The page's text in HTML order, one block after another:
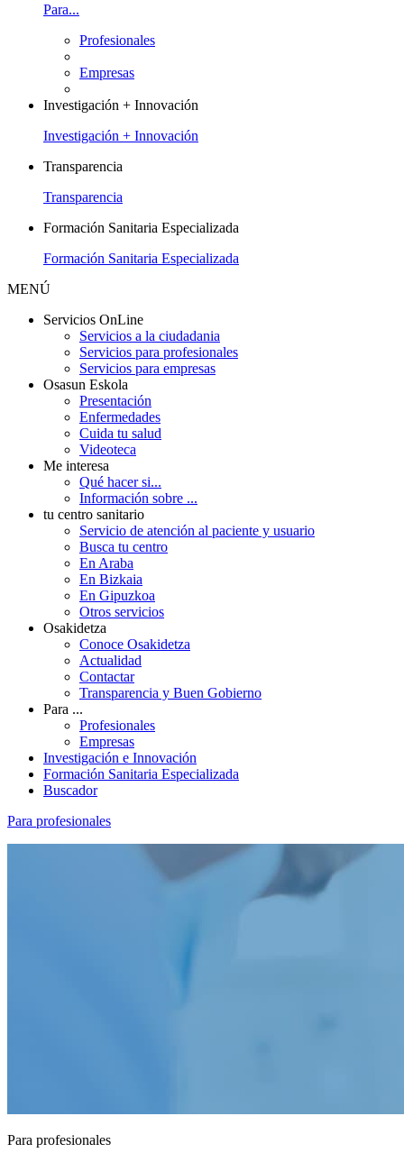
Para...
Profesionales
Empresas
Investigación + Innovación
Investigación + Innovación
Transparencia
Transparencia
Formación Sanitaria Especializada
Formación Sanitaria Especializada
MENÚ
Servicios OnLine
Servicios a la ciudadania
Servicios para profesionales
Servicios para empresas
Osasun Eskola
Presentación
Enfermedades
Cuida tu salud
Videoteca
Me interesa
Qué hacer si...
Información sobre ...
tu centro sanitario
Servicio de atención al paciente y usuario
Busca tu centro
En Araba
En Bizkaia
En Gipuzkoa
Otros servicios
Osakidetza
Conoce Osakidetza
Actualidad
Contactar
Transparencia y Buen Gobierno
Para ...
Profesionales
Empresas
Investigación e Innovación
Formación Sanitaria Especializada
Buscador
Para profesionales
Para profesionales